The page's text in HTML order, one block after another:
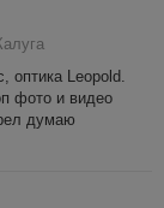
оптика Leopold.
фото и видео
думаю